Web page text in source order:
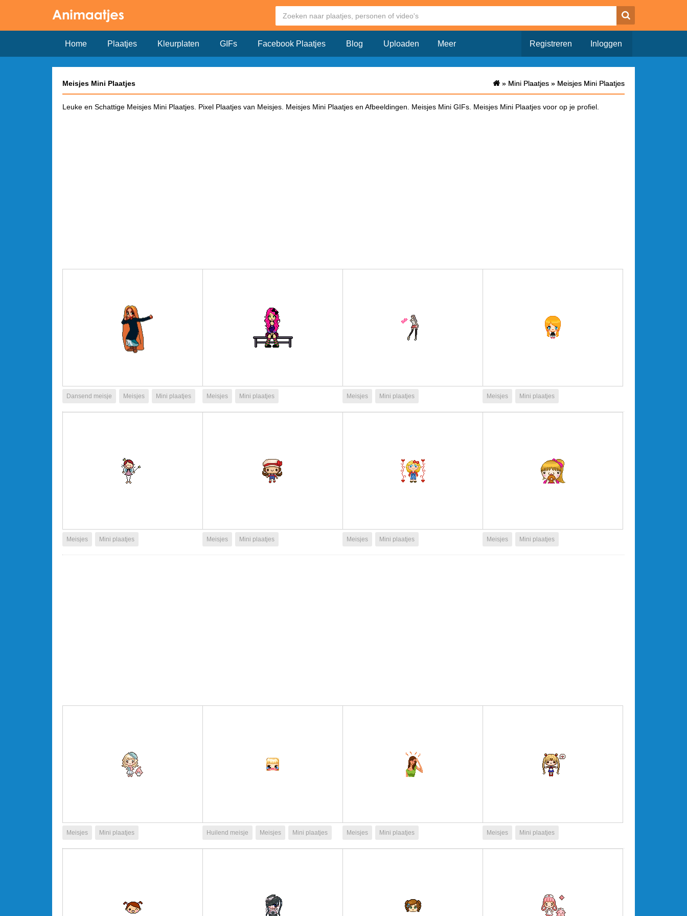
Home Plaatjes Kleurplaten GIFs Facebook Plaatjes Blog Uploaden Meer Registreren Inloggen
Meisjes Mini Plaatjes » Mini Plaatjes » Meisjes Mini Plaatjes
» Mini Plaatjes » Meisjes Mini Plaatjes
Leuke en Schattige Meisjes Mini Plaatjes. Pixel Plaatjes van Meisjes. Meisjes Mini Plaatjes en Afbeeldingen. Meisjes Mini GIFs. Meisjes Mini Plaatjes voor op je profiel.
Dansend meisje Meisjes Mini plaatjes Meisjes Mini plaatjes Meisjes Mini plaatjes Meisjes Mini plaatjes
Meisjes Mini plaatjes Meisjes Mini plaatjes Meisjes Mini plaatjes Meisjes Mini plaatjes
Meisjes Mini plaatjes Huilend meisje Meisjes Mini plaatjes Meisjes Mini plaatjes Meisjes Mini plaatjes